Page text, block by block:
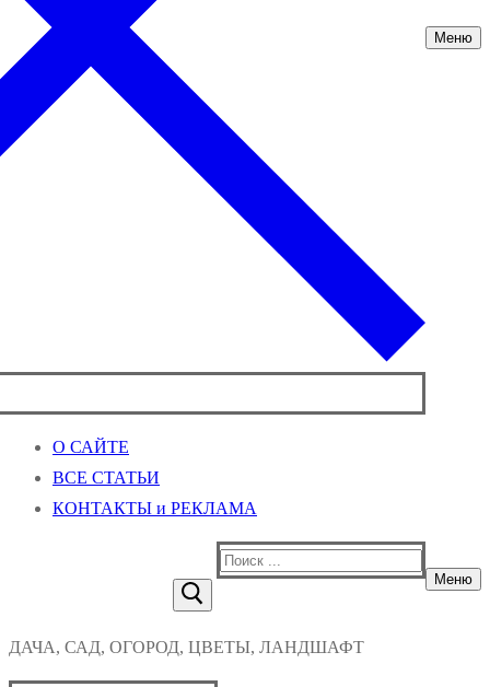
Меню
О САЙТЕ
ВСЕ СТАТЬИ
КОНТАКТЫ и РЕКЛАМА
Найти:
Меню
ДАЧА, САД, ОГОРОД, ЦВЕТЫ, ЛАНДШАФТ